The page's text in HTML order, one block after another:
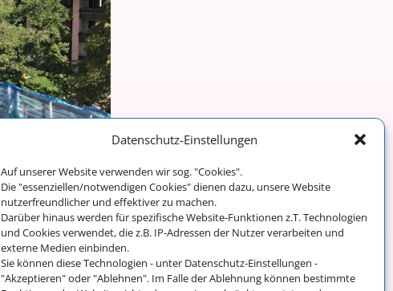
Datenschutz-Einstellungen
Auf unserer Website verwenden wir sog. "Cookies".
Die "essenziellen/notwendigen Cookies" dienen dazu, unsere Website
nutzerfreundlicher und effektiver zu machen.
Darüber hinaus werden für spezifische Website-Funktionen z.T. Technologien
und Cookies verwendet, die z.B. IP-Adressen der Nutzer verarbeiten und
externe Medien einbinden.
Sie können diese Technologien - unter Datenschutz-Einstellungen -
"Akzeptieren" oder "Ablehnen". Im Falle der Ablehnung können bestimmte
Impressum und
Datenschutz